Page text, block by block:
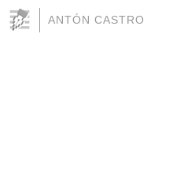
ANTÓN CASTRO